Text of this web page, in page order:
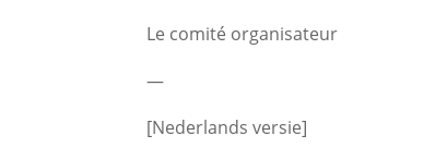
Le comité organisateur
—
[Nederlands versie]